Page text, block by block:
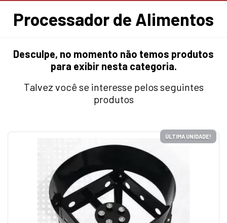
Processador de Alimentos
Desculpe, no momento não temos produtos
para exibir nesta categoria.
Talvez você se interesse pelos seguintes
produtos
ÚLTIMA UNIDADE!